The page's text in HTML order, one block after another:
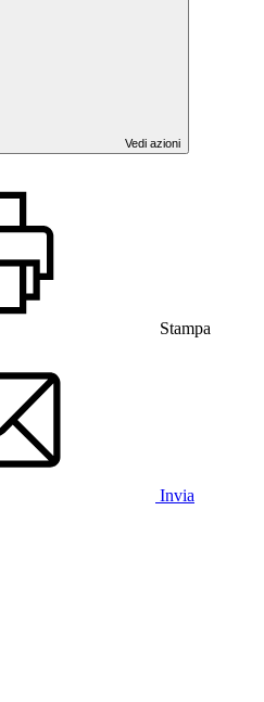
Vedi azioni
Stampa
Invia